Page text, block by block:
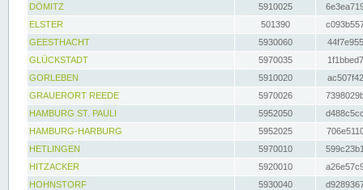
DÖMITZ
5910025
ELSTER
501390
GEESTHACHT
5930060
GLÜCKSTADT
5970035
GORLEBEN
5910020
GRAUERORT REEDE
5970026
HAMBURG ST. PAULI
5952050
HAMBURG-HARBURG
5952025
HETLINGEN
5970010
HITZACKER
5920010
HOHNSTORF
5930040